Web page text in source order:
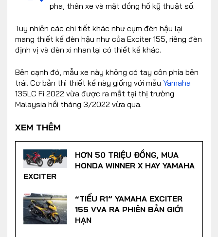
pha, thân xe và mặt đồng hồ kỹ thuật số.
Tuy nhiên các chi tiết khác như cụm đèn hậu lại
mang thiết kế đèn hậu như của Exciter 155, riêng đèn
định vị và đèn xi nhan lại có thiết kế khác.
Bên cạnh đó, mẫu xe này không có tay côn phía bên
trái. Cơ bản thì thiết kế này giống với mẫu Yamaha
135LC Fi 2022 vừa được ra mắt tại thị trường
Malaysia hồi tháng 3/2022 vừa qua.
XEM THÊM
HƠN 50 TRIỆU ĐỒNG, MUA
HONDA WINNER X HAY YAMAHA
EXCITER
“TIỂU R1” YAMAHA EXCITER
155 VVA RA PHIÊN BẢN GIỚI
HẠN